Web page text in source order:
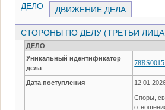
ДЕЛО ДВИЖЕНИЕ ДЕЛА
СТОРОНЫ ПО ДЕЛУ (ТРЕТЬИ
ДЕЛО
Уникальный идентификатор
дела
Дата поступления
Споры,